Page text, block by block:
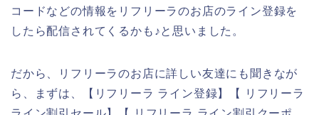
コードなどの情報をリフリーラのお店のライン登録を
したら配信されてくるかも♪と思いました。
だから、リフリーラのお店に詳しい友達にも聞きなが
ら、まずは、【リフリーラ ライン登録】【 リフリーラ